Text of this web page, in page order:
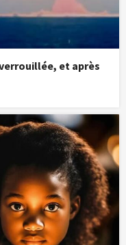
et après